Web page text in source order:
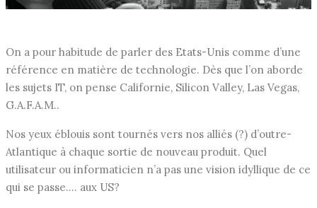
On a pour habitude de parler des Etats-Unis comme d’une
référence en matière de technologie. Dès que l’on aborde
les sujets IT, on pense Californie, Silicon Valley, Las Vegas,
G.A.F.A.M..
Nos yeux éblouis sont tournés vers nos alliés (?) d’outre-
Atlantique à chaque sortie de nouveau produit. Quel
utilisateur ou informaticien n’a pas une vision idyllique de ce
qui se passe…. aux US?